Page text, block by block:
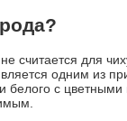
считается для
одним из
белого с